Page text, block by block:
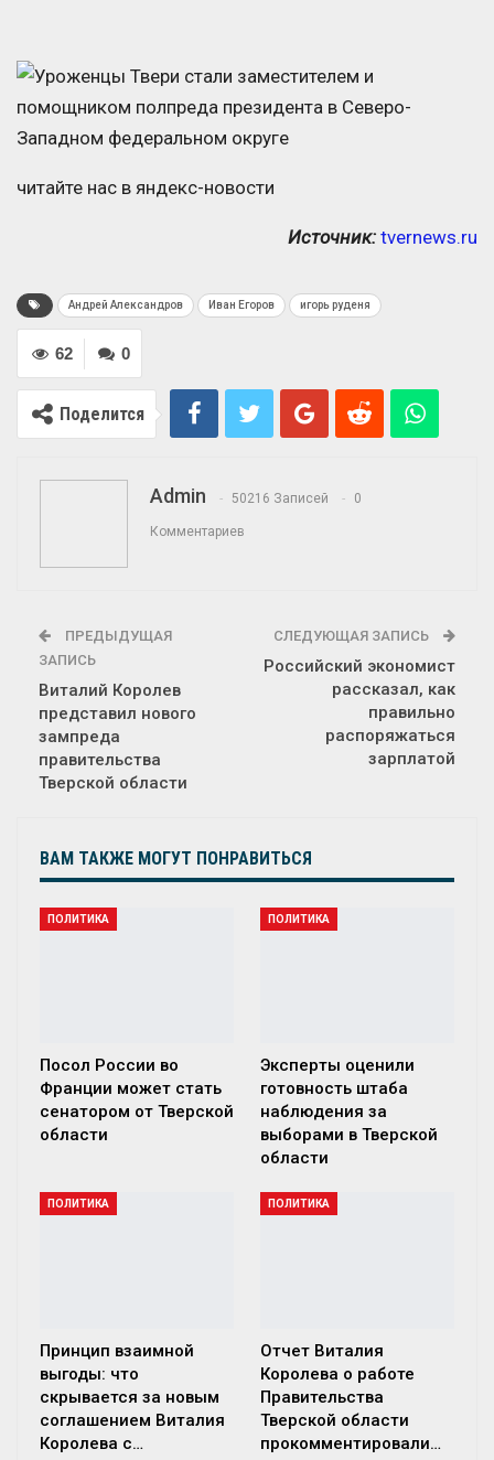
читайте нас в яндекс-новости
Источник: tvernews.ru
Андрей Александров Иван Егоров игорь руденя
0
62
Поделится
Admin 50216 Записей 0
Комментариев
ПРЕДЫДУЩАЯ
ЗАПИСЬ
Виталий Королев
представил нового
зампреда
правительства
Тверской области
СЛЕДУЮЩАЯ ЗАПИСЬ
Российский экономист
рассказал, как
правильно
распоряжаться
зарплатой
ВАМ ТАКЖЕ МОГУТ ПОНРАВИТЬСЯ
ПОЛИТИКА
Посол России во
Франции может стать
сенатором от Тверской
области
ПОЛИТИКА
Эксперты оценили
готовность штаба
наблюдения за
выборами в Тверской
области
ПОЛИТИКА
Принцип взаимной
выгоды: что
скрывается за новым
соглашением Виталия
Королева с…
ПОЛИТИКА
Отчет Виталия
Королева о работе
Правительства
Тверской области
прокомментировали…